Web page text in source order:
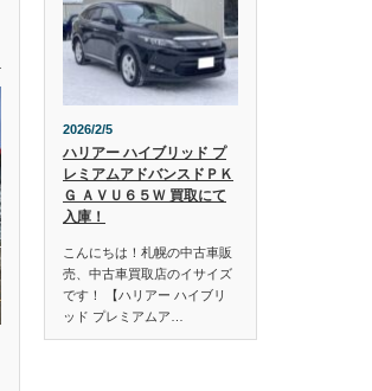
2026/2/5
ハリアー ハイブリッド プ
レミアムアドバンスドＰＫ
Ｇ ＡＶＵ６５Ｗ 買取にて
入庫！
こんにちは！札幌の中古車販
売、中古車買取店のイサイズ
です！ 【ハリアー ハイブリ
ッド プレミアムア…